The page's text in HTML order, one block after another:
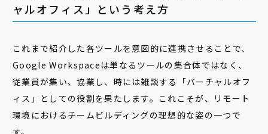
ャルオフィス」という考え方
これまで紹介した各ツールを意図的に連携させることで、
Google Workspaceは単なるツールの集合体ではなく、
従業員が集い、協業し、時には雑談する「バーチャルオフ
ィス」としての役割を果たします。これこそが、リモート
環境におけるチームビルディングの理想的な姿の一つで
す。